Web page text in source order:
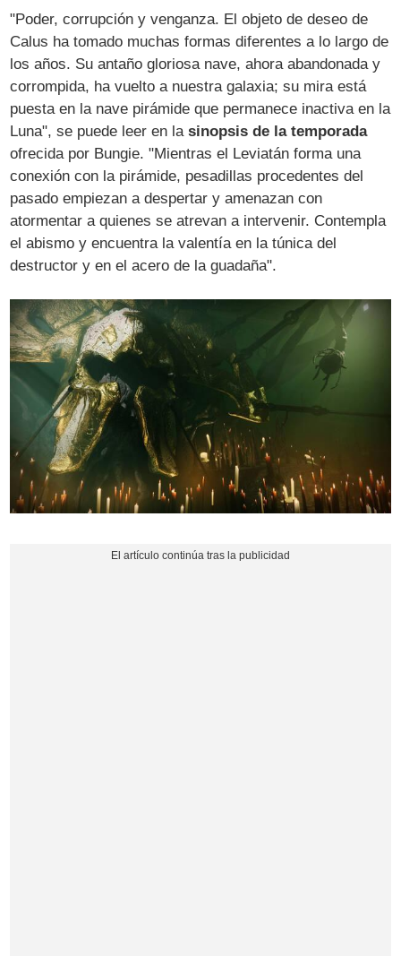
"Poder, corrupción y venganza. El objeto de deseo de
Calus ha tomado muchas formas diferentes a lo largo de
los años. Su antaño gloriosa nave, ahora abandonada y
corrompida, ha vuelto a nuestra galaxia; su mira está
puesta en la nave pirámide que permanece inactiva en la
Luna", se puede leer en lasinopsis de la temporada
ofrecida por Bungie. "Mientras el Leviatán forma una
conexión con la pirámide, pesadillas procedentes del
pasado empiezan a despertar y amenazan con
atormentar a quienes se atrevan a intervenir. Contempla
el abismo y encuentra la valentía en la túnica del
destructor y en el acero de la guadaña".